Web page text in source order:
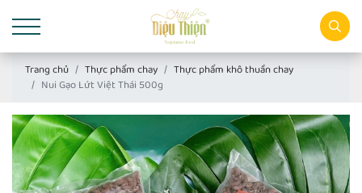
Trang chủ Thực phẩm chay
Thực phẩm khô thuần chay
Nui Gạo Lứt Việt Thái 500g